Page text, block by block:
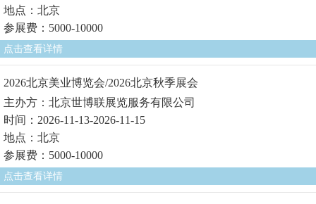
地点：北京
参展费：5000-10000
点击查看详情
2026北京美业博览会/2026北京秋季展会
主办方：北京世博联展览服务有限公司
时间：2026-11-13-2026-11-15
地点：北京
参展费：5000-10000
点击查看详情